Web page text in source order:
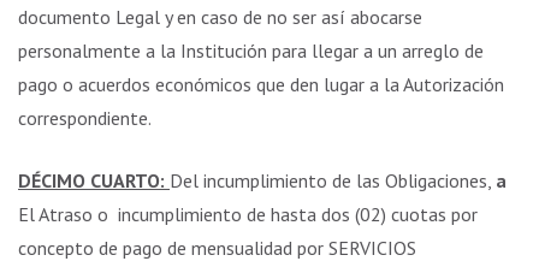
documento Legal y en caso de no ser así abocarse
personalmente a la Institución para llegar a un arreglo de
pago o acuerdos económicos que den lugar a la Autorización
correspondiente.
DÉCIMO CUARTO: Del incumplimiento de las Obligaciones, a)
El Atraso o incumplimiento de hasta dos (02) cuotas por
concepto de pago de mensualidad por SERVICIOS